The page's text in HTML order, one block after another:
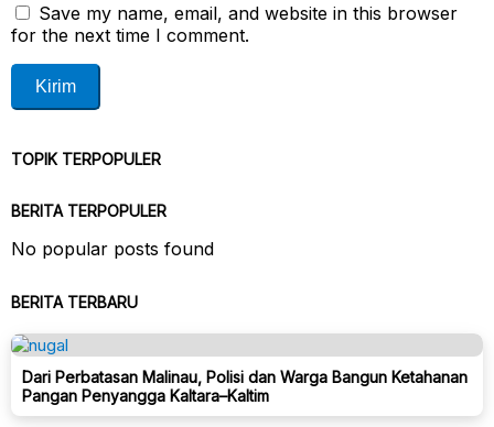
Save my name, email, and website in this browser
for the next time I comment.
TOPIK TERPOPULER
BERITA TERPOPULER
No popular posts found
BERITA TERBARU
Dari Perbatasan Malinau, Polisi dan Warga Bangun Ketahanan
Pangan Penyangga Kaltara–Kaltim